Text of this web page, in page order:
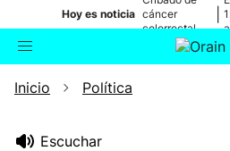
Hoy es noticia cáncer
colorrectal
Buscador
Inicio Política
Escuchar